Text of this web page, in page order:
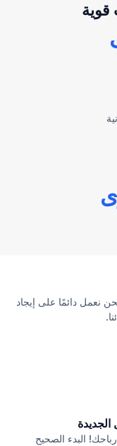
نعمل دائمًا على إيجاد
البدء الصحيح